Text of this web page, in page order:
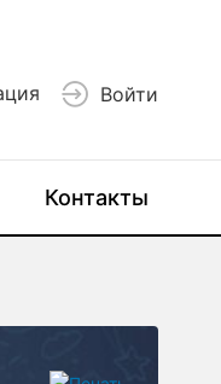
Войти
Контакты